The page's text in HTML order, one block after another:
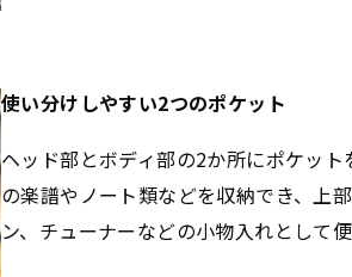
使い分けしやすい2つのポケット
ヘッド部とボディ部の2か所にポケッ
の楽譜やノート類などを収納でき、上
ン、チューナーなどの小物入れとして便